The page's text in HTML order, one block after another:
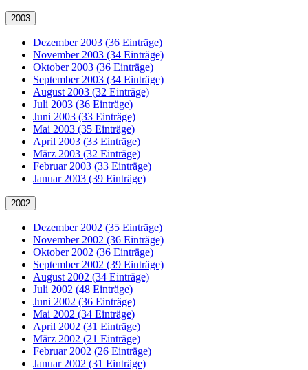
2003
Dezember 2003 (36 Einträge)
November 2003 (34 Einträge)
Oktober 2003 (36 Einträge)
September 2003 (34 Einträge)
August 2003 (32 Einträge)
Juli 2003 (36 Einträge)
Juni 2003 (33 Einträge)
Mai 2003 (35 Einträge)
April 2003 (33 Einträge)
März 2003 (32 Einträge)
Februar 2003 (33 Einträge)
Januar 2003 (39 Einträge)
2002
Dezember 2002 (35 Einträge)
November 2002 (36 Einträge)
Oktober 2002 (36 Einträge)
September 2002 (39 Einträge)
August 2002 (34 Einträge)
Juli 2002 (48 Einträge)
Juni 2002 (36 Einträge)
Mai 2002 (34 Einträge)
April 2002 (31 Einträge)
März 2002 (21 Einträge)
Februar 2002 (26 Einträge)
Januar 2002 (31 Einträge)